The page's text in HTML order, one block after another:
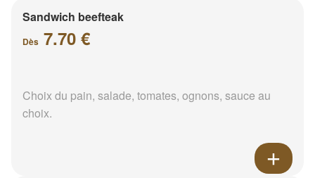
Sandwich beefteak
Dès 7.70 €
Choix du pain, salade, tomates, ognons, sauce au
choix.